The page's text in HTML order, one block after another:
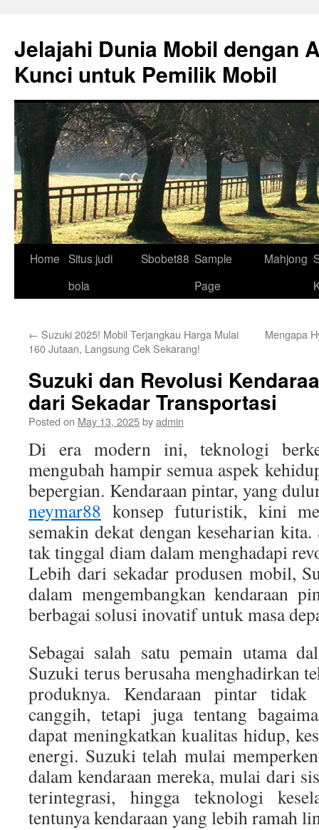
content
Jelajahi Dunia Mobil dengan
Kunci untuk Pemilik Mobil
Home Situs judi
bola
Sbobet88 Sample
Page
Mahjong
← Suzuki 2025! Mobil Terjangkau Harga Mulai
160 Jutaan, Langsung Cek Sekarang!
Mengapa
Suzuki dan Revolusi
dari Sekadar Transportasi
Posted on May 13, 2025byadmin
Di era modern ini, teknologi
mengubah hampir semua aspek
bepergian. Kendaraan pintar, yang
neymar88 konsep futuristik, kini
semakin dekat dengan keseharian
tak tinggal diam dalam menghadapi
Lebih dari sekadar produsen mobil,
dalam mengembangkan kendaraan
berbagai solusi inovatif untuk masa
Sebagai salah satu pemain utama
Suzuki terus berusaha menghadirkan
produknya. Kendaraan pintar
canggih, tetapi juga tentang
dapat meningkatkan kualitas hidup,
energi. Suzuki telah mulai
dalam kendaraan mereka, mulai dari
terintegrasi, hingga teknologi
tentunya kendaraan yang lebih ramah